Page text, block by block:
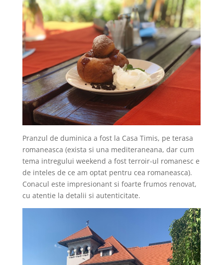
Pranzul de duminica a fost la Casa Timis, pe terasa
romaneasca (exista si una mediteraneana, dar cum
tema intregului weekend a fost terroir-ul romanesc e
de inteles de ce am optat pentru cea romaneasca).
Conacul este impresionant si foarte frumos renovat,
cu atentie la detalii si autenticitate.